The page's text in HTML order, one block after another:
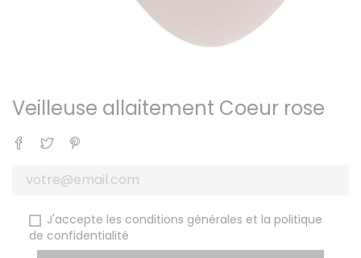
Veilleuse allaitement Coeur rose
Partager
Tweet
J'accepte les conditions générales et la politique
de confidentialité